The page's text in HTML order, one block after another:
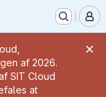
af 2026.
SIT Cloud
at